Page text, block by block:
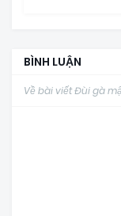
BÌNH LUẬN
Về bài viết Đùi gà